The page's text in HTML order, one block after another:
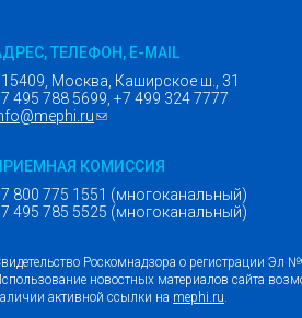
ТЕЛЕФОН, E-MAIL
Москва, Каширское ш., 31
495 788 5699, +7 499 324 7777
(ссылка для отправки email)
КОМИССИЯ
800 775 1551 (многоканальный)
495 785 5525 (многоканальный)
Роскомнадзора о регистрации Эл
новостных материалов сайта
активной ссылки на mephi.ru